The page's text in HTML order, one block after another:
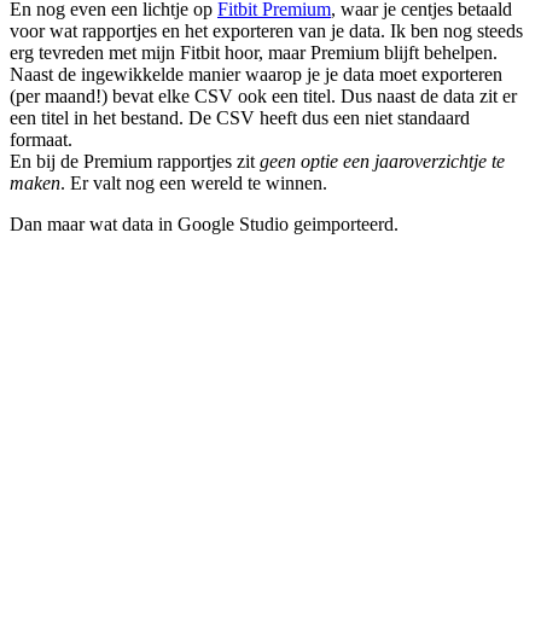
En nog even een lichtje op Fitbit Premium, waar je centjes betaald
voor wat rapportjes en het exporteren van je data. Ik ben nog steeds
erg tevreden met mijn Fitbit hoor, maar Premium blijft behelpen.
Naast de ingewikkelde manier waarop je je data moet exporteren
(per maand!) bevat elke CSV ook een titel. Dus naast de data zit er
een titel in het bestand. De CSV heeft dus een niet standaard
formaat.
En bij de Premium rapportjes zitgeen optie een jaaroverzichtje te
maken. Er valt nog een wereld te winnen.
Dan maar wat data in Google Studio geimporteerd.